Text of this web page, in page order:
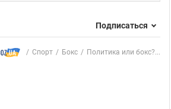
Подписаться
Спорт Бокс Политика или бокс?...